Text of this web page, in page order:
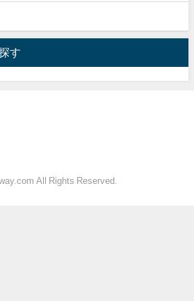
す
All Rights Reserved.